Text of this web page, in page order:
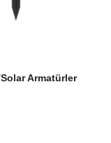
Solar Armatürler